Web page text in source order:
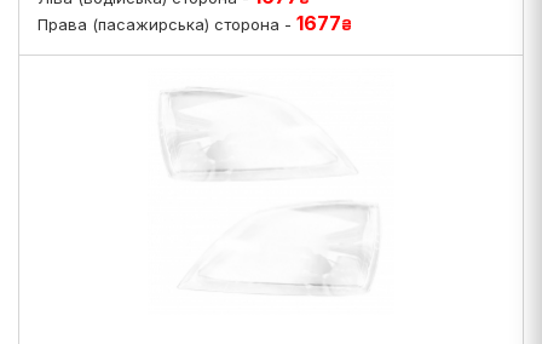
Права (пасажирська) сторона - 1677₴